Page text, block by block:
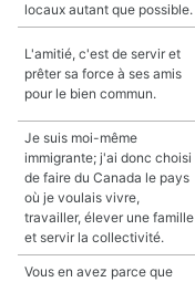
locaux autant que possible.
L'amitié, c'est de servir et
prêter sa force à ses amis
pour le bien commun.
Je suis moi-même
immigrante; j'ai donc choisi
de faire du Canada le pays
où je voulais vivre,
travailler, élever une famille
et servir la collectivité.
Vous en avez parce que